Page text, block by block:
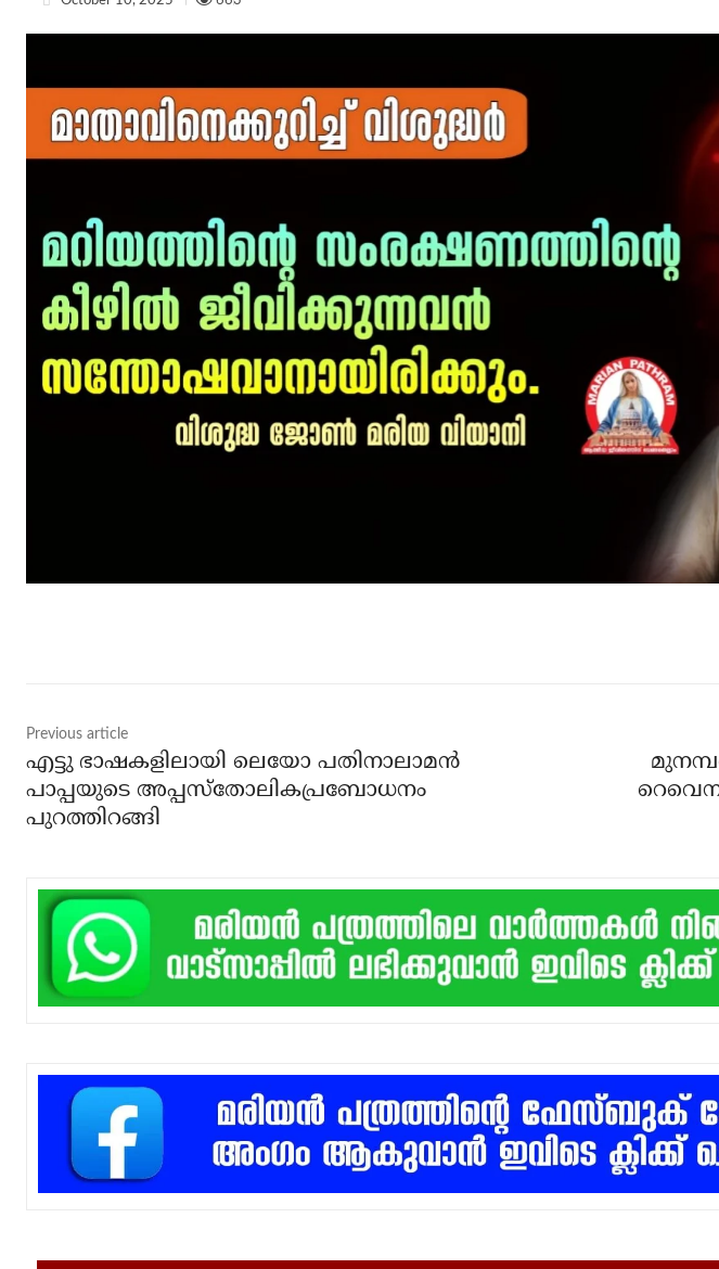
Previous article
എട്ടു ഭാഷകളിലായി ലെയോ പതിനാലാമന്‍
പാപ്പയുടെ അപ്പസ്‌തോലികപ്രബോധനം
പുറത്തിറങ്ങി